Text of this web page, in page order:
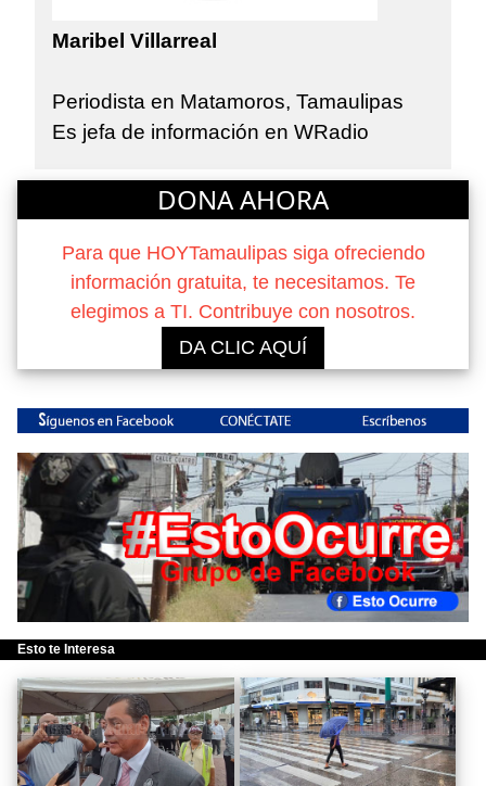
Maribel Villarreal
Periodista en Matamoros, Tamaulipas
Es jefa de información en WRadio
DONA AHORA
Para que HOYTamaulipas siga ofreciendo
información gratuita, te necesitamos. Te
elegimos a TI. Contribuye con nosotros.
DA CLIC AQUÍ
Esto te Interesa